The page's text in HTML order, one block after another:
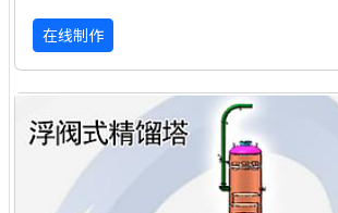
在线制作